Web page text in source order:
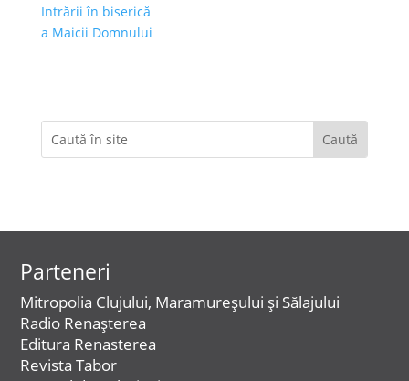
Parteneri
Mitropolia Clujului, Maramureșului și Sălajului
Radio Renașterea
Editura Renasterea
Revista Tabor